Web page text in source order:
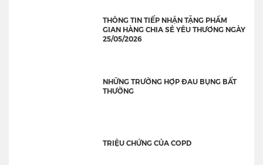
THÔNG TIN TIẾP NHẬN TẶNG PHẨM
GIAN HÀNG CHIA SẺ YÊU THƯƠNG NGÀY
25/05/2026
NHỮNG TRƯỜNG HỢP ĐAU BỤNG BẤT
THƯỜNG
TRIỆU CHỨNG CỦA COPD